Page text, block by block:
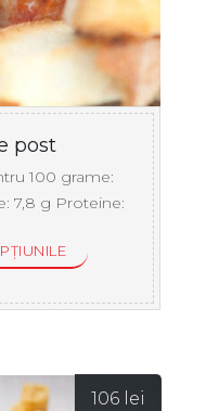
214 lei
post
100 grame:
7,8 g Proteine:
106 lei